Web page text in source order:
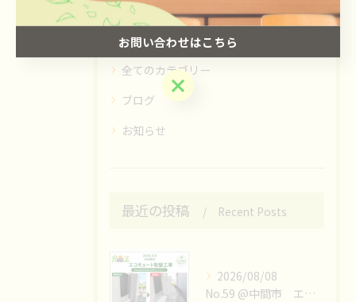
カテゴリー Categories
全てのカテゴリー
ブログ
お知らせ
最近の投稿 Recent Posts
2026/08/08
No.59 @中間市 エコキュート取替工事👷‍♀️
お問い合わせはこちら
お問い合わせはこちら